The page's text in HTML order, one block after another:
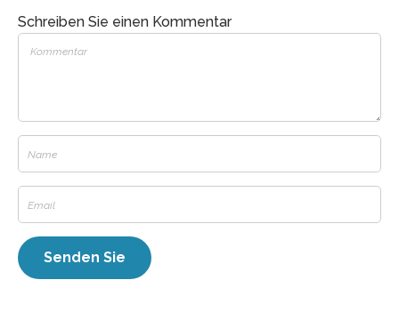
Schreiben Sie einen Kommentar